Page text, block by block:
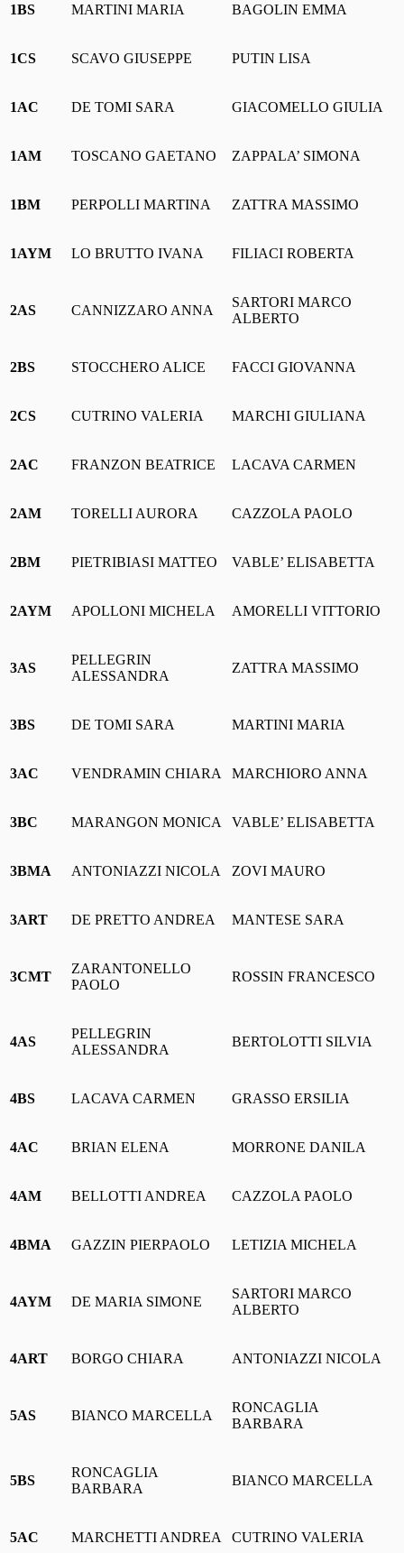
1BS MARTINI MARIA BAGOLIN EMMA
1CS SCAVO GIUSEPPE PUTIN LISA
1AC DE TOMI SARA GIACOMELLO GIULIA
1AM TOSCANO GAETANO ZAPPALA’ SIMONA
1BM PERPOLLI MARTINA ZATTRA MASSIMO
1AYM LO BRUTTO IVANA FILIACI ROBERTA
2AS CANNIZZARO ANNA
SARTORI MARCO
ALBERTO
2BS STOCCHERO ALICE FACCI GIOVANNA
2CS CUTRINO VALERIA MARCHI GIULIANA
2AC FRANZON BEATRICE LACAVA CARMEN
2AM TORELLI AURORA CAZZOLA PAOLO
2BM PIETRIBIASI MATTEO VABLE’ ELISABETTA
2AYM APOLLONI MICHELA AMORELLI VITTORIO
3AS
PELLEGRIN
ALESSANDRA
ZATTRA MASSIMO
3BS DE TOMI SARA MARTINI MARIA
3AC VENDRAMIN CHIARA MARCHIORO ANNA
3BC MARANGON MONICA VABLE’ ELISABETTA
3BMA ANTONIAZZI NICOLA ZOVI MAURO
3ART DE PRETTO ANDREA MANTESE SARA
3CMT
ZARANTONELLO
PAOLO
ROSSIN FRANCESCO
4AS
PELLEGRIN
ALESSANDRA
BERTOLOTTI SILVIA
4BS LACAVA CARMEN GRASSO ERSILIA
4AC BRIAN ELENA MORRONE DANILA
4AM BELLOTTI ANDREA CAZZOLA PAOLO
4BMA GAZZIN PIERPAOLO LETIZIA MICHELA
4AYM DE MARIA SIMONE
SARTORI MARCO
ALBERTO
4ART BORGO CHIARA ANTONIAZZI NICOLA
5AS BIANCO MARCELLA
RONCAGLIA
BARBARA
5BS
RONCAGLIA
BARBARA
BIANCO MARCELLA
5AC MARCHETTI ANDREA CUTRINO VALERIA